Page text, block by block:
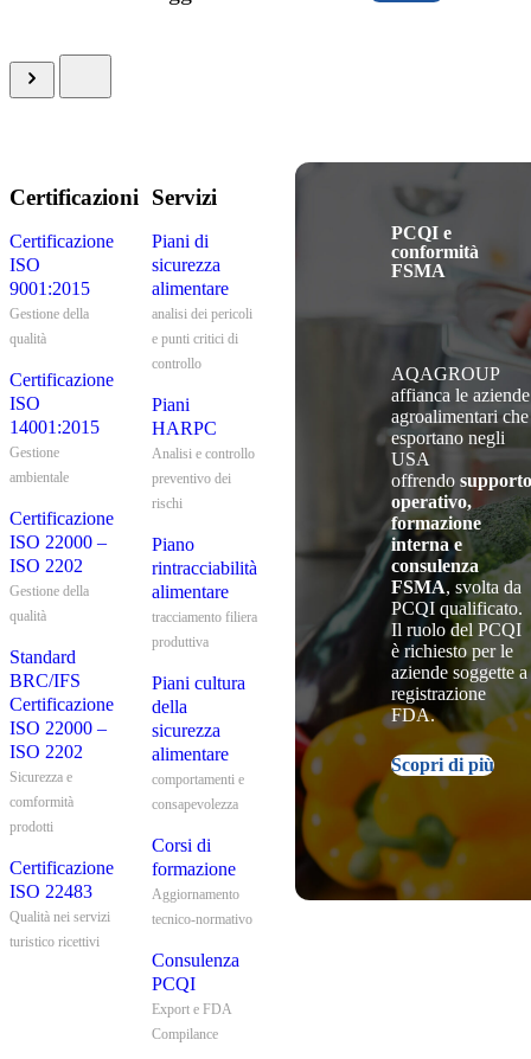
Certificazioni
Certificazione
ISO
9001:2015
Gestione della
qualità
Certificazione
ISO
14001:2015
Gestione
ambientale
Certificazione
ISO 22000 –
ISO 2202
Gestione della
qualità
Standard
BRC/IFS
Certificazione
ISO 22000 –
ISO 2202
Sicurezza e
comformità
prodotti
Certificazione
ISO 22483
Qualità nei servizi
turistico ricettivi
Servizi
Piani di
sicurezza
alimentare
analisi dei pericoli
e punti critici di
controllo
Piani
HARPC
Analisi e controllo
preventivo dei
rischi
Piano
rintracciabilità
alimentare
tracciamento filiera
produttiva
Piani cultura
della
sicurezza
alimentare
comportamenti e
consapevolezza
Corsi di
formazione
Aggiornamento
tecnico-normativo
Consulenza
PCQI
Export e FDA
Compilance
PCQI e
conformità
FSMA
AQAGROUP
affianca le aziende
agroalimentari che
esportano negli
USA
offrendo supporto
operativo,
formazione
interna e
consulenza
FSMA, svolta da
PCQI qualificato.
Il ruolo del PCQI
è richiesto per le
aziende soggette a
registrazione
FDA.
Scopri di più